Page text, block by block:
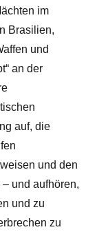
im
Brasilien,
und
an der
auf, die
und den
und aufhören,
und zu
zu